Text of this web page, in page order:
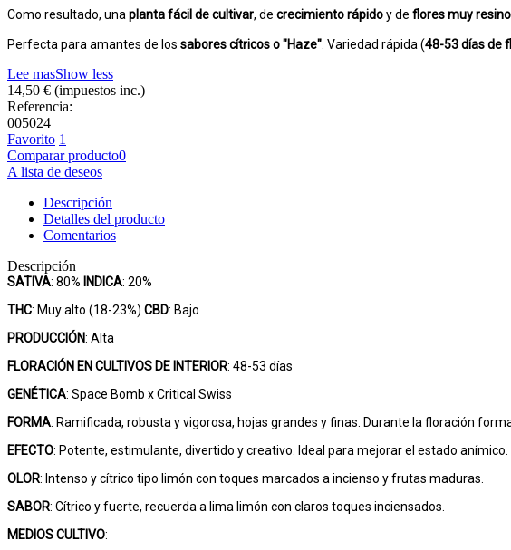
Como resultado, una planta fácil de cultivar, de crecimiento rápidoy de flores muy
Perfecta para amantes de los sabores cítricos o "Haze" . Variedad rápida (48-53 días de
Lee masShow less
14,50 € (impuestos inc.)
Referencia:
005024
Favorito 1
Comparar producto0
A lista de deseos
Descripción
Detalles del producto
Comentarios
Descripción
SATIVA: 80% INDICA: 20%
THC: Muy alto (18-23%) CBD: Bajo
PRODUCCIÓN: Alta
FLORACIÓN EN CULTIVOS DE INTERIOR: 48-53 días
GENÉTICA: Space Bomb x Critical Swiss
FORMA: Ramificada, robusta y vigorosa, hojas grandes y finas. Durante la floración
EFECTO: Potente, estimulante, divertido y creativo. Ideal para mejorar el estado anímico.
OLOR: Intenso y cítrico tipo limón con toques marcados a incienso y frutas maduras.
SABOR: Cítrico y fuerte, recuerda a lima limón con claros toques inciensados.
MEDIOS CULTIVO: